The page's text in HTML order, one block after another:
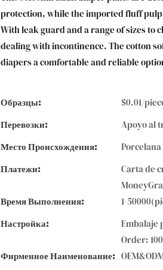
protection, while the imported fluff
With leak guard and a range of sizes to
dealing with incontinence. The cotton
diapers a comfortable and reliable
Образцы:
$0.01/
Перевозки:
Apoyo al
Место Происхождения:
Porcelana
Платежи:
Carta de
Время Выполнения:
1-
Настройка:
Embalaje
Order:
Фирменное Наименование: